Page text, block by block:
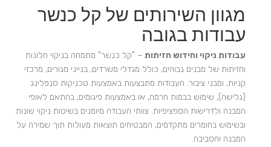
מגוון השירותים של קל כנשר
עבודות בגובה
עבודות ניקוי וחידוש חזיתות – "קל כנשר" מתמחה בניקוי חלונות
וחזיתות של מבנים גבוהים, כולל מגדלי משרדים, בנייני מגורים, מרכזי
קניות, ומבני ציבור. העבודות מתבצעות באמצעות טכניקות סנפלינג
(גלישה), שימוש בבמות הרמה, או באמצעות פיגומים, בהתאם לאופי
המבנה ולדרישות הספציפיות. צוותי העבודה מיומנים בשיטות ניקוי שונות
ובשימוש בחומרים מתקדמים, המבטיחים תוצאות מעולות תוך שמירה על
המבנה והסביבה.